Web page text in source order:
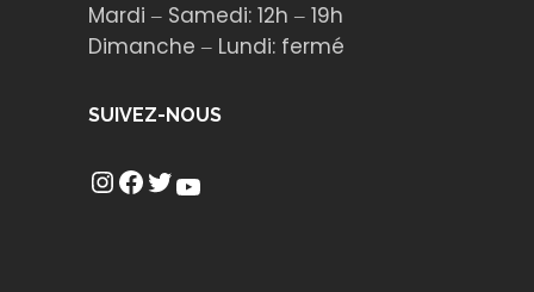
Mardi ‒ Samedi: 12h ‒ 19h
Dimanche ‒ Lundi: fermé
SUIVEZ-NOUS
Instagram
Facebook
Twitter
YouTube